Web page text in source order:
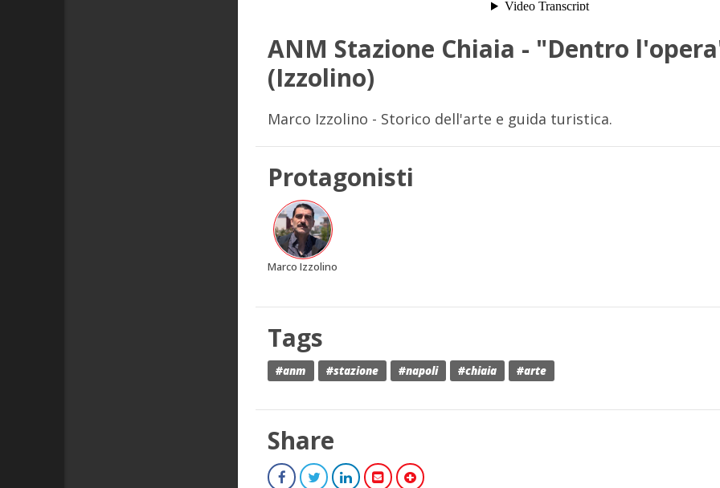
ANM Stazione Chiaia - "Dentro
(Izzolino)
Marco Izzolino - Storico dell'arte e guida turistica.
Protagonisti
Marco Izzolino
Tags
#anm #stazione #napoli #chiaia #arte
Share